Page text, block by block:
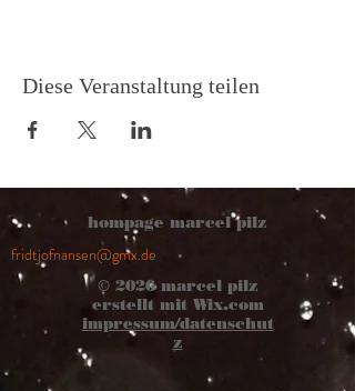
Diese Veranstaltung teilen
hompage marcel pilz
fridtjofnansen@gmx.de
© 2026marcel pilz
erstellt mit Wix.com
impressum/datenschut
z